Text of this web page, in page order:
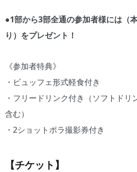
●1部から3部全通の参加者様には（
り）をプレゼント！
《参加者特典》
・ビュッフェ形式軽食付き
・フリードリンク付き（ソフトド
含む）
・2ショットポラ撮影券付き
【チケット】